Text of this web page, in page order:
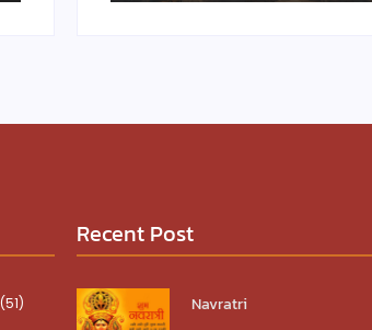
(51)
Recent Post
Navratri